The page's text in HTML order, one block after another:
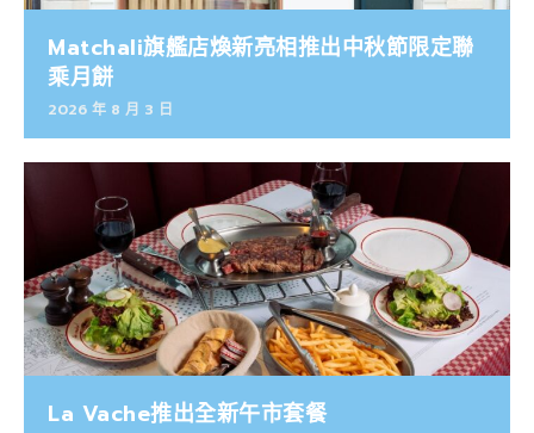
Matchali旗艦店煥新亮相推出中秋節限定聯
乘月餅
2026 年 8 月 3 日
La Vache推出全新午市套餐